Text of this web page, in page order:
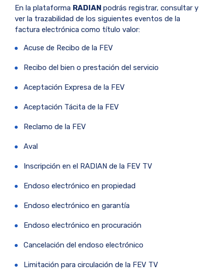
En la plataforma RADIAN podrás registrar, consultar y
ver la trazabilidad de los siguientes eventos de la
factura electrónica como título valor:
Acuse de Recibo de la FEV
Recibo del bien o prestación del servicio
Aceptación Expresa de la FEV
Aceptación Tácita de la FEV
Reclamo de la FEV
Aval
Inscripción en el RADIAN de la FEV TV
Endoso electrónico en propiedad
Endoso electrónico en garantía
Endoso electrónico en procuración
Cancelación del endoso electrónico
Limitación para circulación de la FEV TV